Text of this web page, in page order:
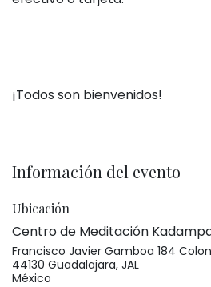
¡Todos son bienvenidos!
Información del evento
Ubicación
Centro de Meditación
Francisco Javier Gamboa 184
44130 Guadalajara, JAL
México